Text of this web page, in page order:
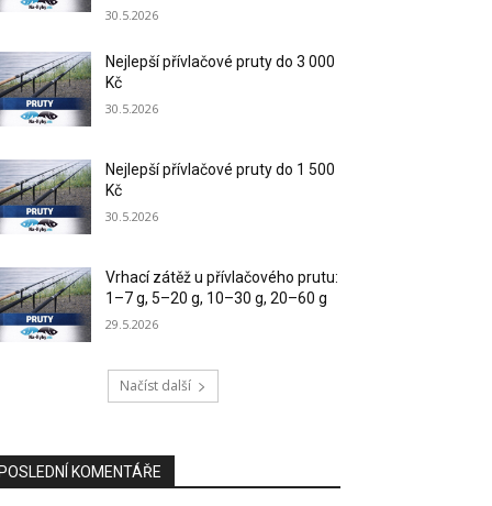
30.5.2026
Nejlepší přívlačové pruty do 3 000
Kč
30.5.2026
Nejlepší přívlačové pruty do 1 500
Kč
30.5.2026
Vrhací zátěž u přívlačového prutu:
1–7 g, 5–20 g, 10–30 g, 20–60 g
29.5.2026
Načíst další
KOMENTÁŘE